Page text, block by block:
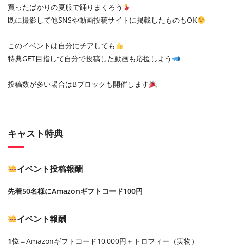
買ったばかりの夏服で踊りまくろう
既に撮影して他SNSや動画投稿サイトに掲載したものもOK
このイベントは自分にチアしても
特典GET目指して自分で投稿した動画も応援しよう
投稿数が多い場合はBブロックも開催します
キャスト特典
イベント投稿報酬
先着50名様にAmazonギフトコード100円
イベント報酬
1位＝Amazonギフトコード10,000円＋トロフィー（実物）